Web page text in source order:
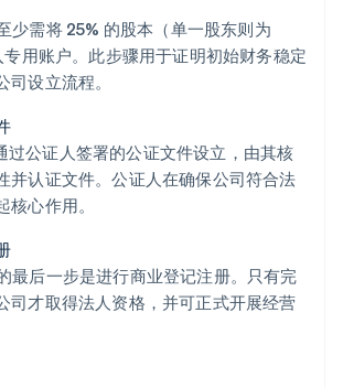
少需将 25% 的股本（单一股东则为
用账户。此步骤用于证明初始财务稳定
司设立流程。
过公证人签署的公证文件设立，由其核
并认证文件。公证人在确保公司符合法
心作用。
最后一步是进行商业登记注册。只有完
司才取得法人资格，并可正式开展经营